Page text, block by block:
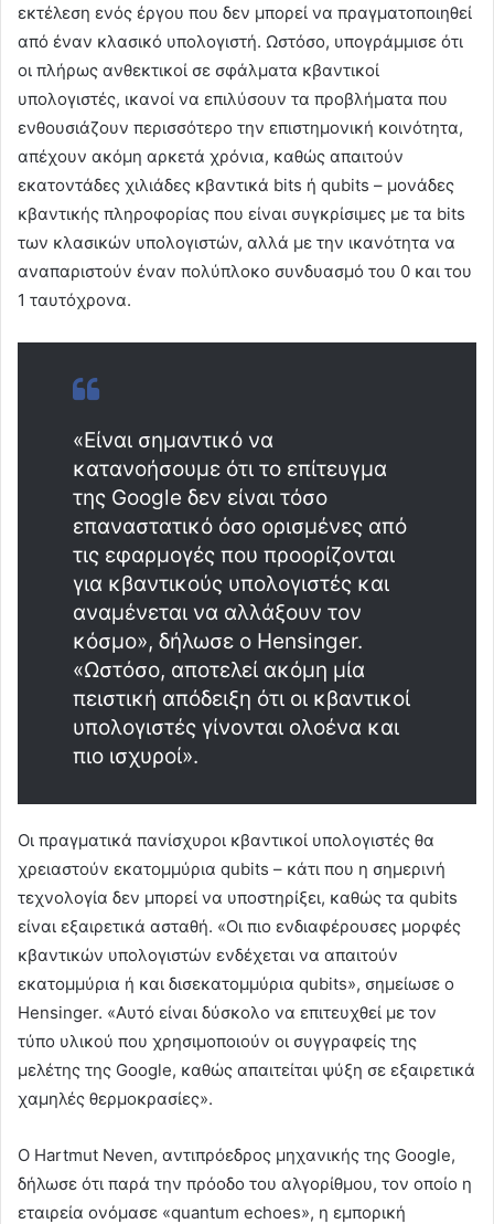
εκτέλεση ενός έργου που δεν μπορεί να πραγματοποιηθεί
από έναν κλασικό υπολογιστή. Ωστόσο, υπογράμμισε ότι
οι πλήρως ανθεκτικοί σε σφάλματα κβαντικοί
υπολογιστές, ικανοί να επιλύσουν τα προβλήματα που
ενθουσιάζουν περισσότερο την επιστημονική κοινότητα,
απέχουν ακόμη αρκετά χρόνια, καθώς απαιτούν
εκατοντάδες χιλιάδες κβαντικά bits ή qubits – μονάδες
κβαντικής πληροφορίας που είναι συγκρίσιμες με τα bits
των κλασικών υπολογιστών, αλλά με την ικανότητα να
αναπαριστούν έναν πολύπλοκο συνδυασμό του 0 και του
1 ταυτόχρονα.
«Είναι σημαντικό να
κατανοήσουμε ότι το επίτευγμα
της Google δεν είναι τόσο
επαναστατικό όσο ορισμένες από
τις εφαρμογές που προορίζονται
για κβαντικούς υπολογιστές και
αναμένεται να αλλάξουν τον
κόσμο», δήλωσε ο Hensinger.
«Ωστόσο, αποτελεί ακόμη μία
πειστική απόδειξη ότι οι κβαντικοί
υπολογιστές γίνονται ολοένα και
πιο ισχυροί».
Οι πραγματικά πανίσχυροι κβαντικοί υπολογιστές θα
χρειαστούν εκατομμύρια qubits – κάτι που η σημερινή
τεχνολογία δεν μπορεί να υποστηρίξει, καθώς τα qubits
είναι εξαιρετικά ασταθή. «Οι πιο ενδιαφέρουσες μορφές
κβαντικών υπολογιστών ενδέχεται να απαιτούν
εκατομμύρια ή και δισεκατομμύρια qubits», σημείωσε ο
Hensinger. «Αυτό είναι δύσκολο να επιτευχθεί με τον
τύπο υλικού που χρησιμοποιούν οι συγγραφείς της
μελέτης της Google, καθώς απαιτείται ψύξη σε εξαιρετικά
χαμηλές θερμοκρασίες».
Ο Hartmut Neven, αντιπρόεδρος μηχανικής της Google,
δήλωσε ότι παρά την πρόοδο του αλγορίθμου, τον οποίο η
εταιρεία ονόμασε «quantum echoes», η εμπορική